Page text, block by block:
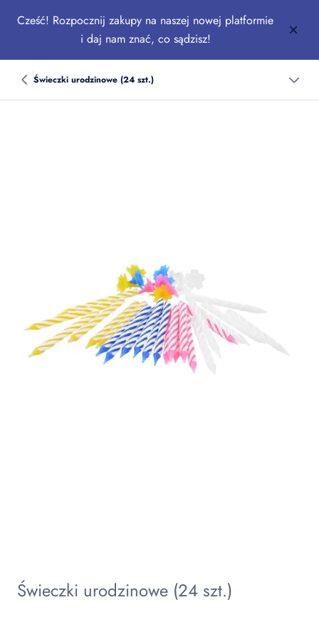
Cześć! Rozpocznij zakupy na naszej nowej platformie
i daj nam znać, co sądzisz!
Świeczki urodzinowe (24 szt.)
Świeczki urodzinowe (24 szt.)